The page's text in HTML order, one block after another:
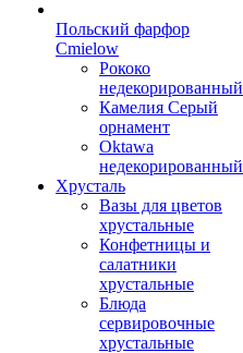
Польский фарфор
Сmielow
Рококо
недекорированный
Камелия Серый
орнамент
Oktawa
недекорированный
Хрусталь
Вазы для цветов
хрустальные
Конфетницы и
салатники
хрустальные
Блюда
сервировочные
хрустальные